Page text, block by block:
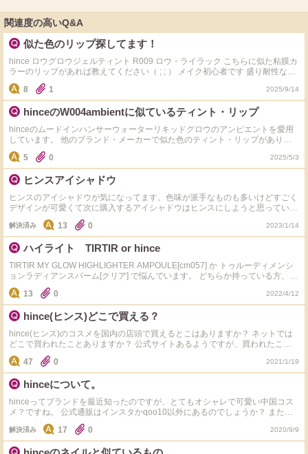
関連度の高いQ&A
似た色のリップ探してます！
hince ロウグロウジェルティント R009 ロウ・ライラック こちらに似た粘膜カ
ラーのリップがあれば教えてください（ ; ; ） メイク初心者です 盛り耐性な
し、奥目、ブルベ夏です 透明感が欲しいです できればプチプラでお願いしま
す！8 1 2025/9/14
hinceのW004ambientに似ているティント・リップ
hinceのムードインハンサーウォーターリキッドグロウのアンビエントを愛用
しています。 他のブランド・メーカーで似た色のティント・リップがありま
したら、お聞きしたいです。
5 0 2025/5/3
ヒンスアイシャドウ
ヒンスのアイシャドウが気になってます。色味が派手なものも多いけどすごく
デザインが可愛くて次に購入するアイシャドウはヒンスにしようと思っていま
す。どの色が1番使いやすいでしょうか。またヒンス使用した方の感想も聞き
たいです！
解決済み 13 0 2023/1/14
ハイライト TIRTIR or hince
TIRTIR MY GLOW HIGHLIGHTER AMPOULE[cm057] か トゥルーディメンシ
ョンラディアンスバーム[クリア] で悩んでいます。 どちらか持っている方、ど
ちらも持っている方、使い心地などを教えていただきたいです（ ; ; ） また、
マイナスポイントもございましたら教えて欲しいです。 hinceが好きなので買
って使ってテンションが上がるのはhinceだと思うのですが、お値段が張るの
で悩んでます。
13 0 2022/4/12
hince(ヒンス)どこで買える？
hince(ヒンス)のコスメを国内の店頭で買えるとこはありますか？ ネットでは
どこで買われたことありますか？ 公式サイトあるようですが、買われたこと
ある方いらっしゃいますか？ 海外のサイトを利用したことがないため少し不
安で。。
47 0 2021/1/19
hinceについて。
hinceってブランドを最近知ったのですが、とてもオシャレで可愛い中国コス
メ？ですね。 公式通販はインスタかqoo10以外にあるのでしょうか？ また、
セールのタイミングがあるか知ってるかたいますか？
解決済み 17 0 2020/9/9